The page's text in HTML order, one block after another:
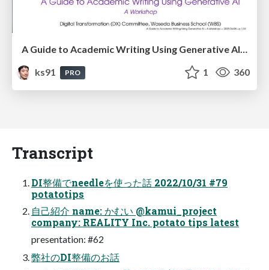
A Guide to Academic Writing Using Generative AI - A Workshop
ks91
PRO 1 360
Transcript
DI整備でneedleを使った話 2022/10/31 #79
potatotips
自己紹介 name: かむい @kamui_project
company: REALITY Inc. potato tips latest
presentation: #62
弊社のDI整備のお話